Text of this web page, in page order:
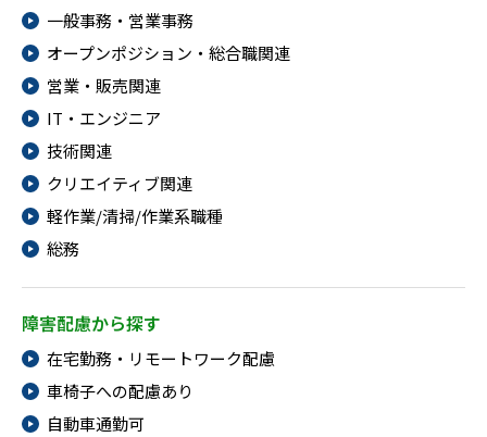
一般事務・営業事務
オープンポジション・総合職関連
営業・販売関連
IT・エンジニア
技術関連
クリエイティブ関連
軽作業/清掃/作業系職種
総務
障害配慮から探す
在宅勤務・リモートワーク配慮
車椅子への配慮あり
自動車通勤可